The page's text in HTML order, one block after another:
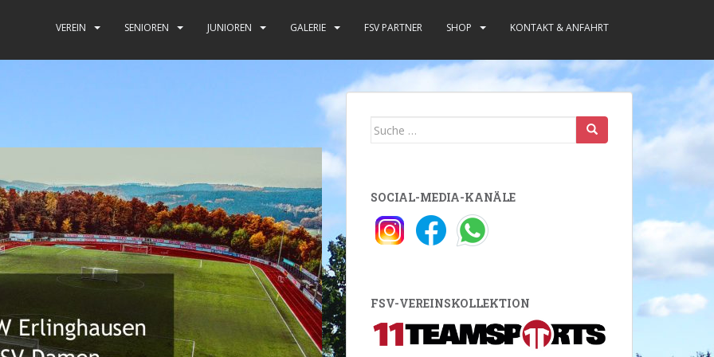
VEREIN SENIOREN JUNIOREN GALERIE FSV PARTNER SHOP KONTAKT & ANFAHRT
Suche
SOCIAL-MEDIA-KANÄLE
FSV-VEREINSKOLLEKTION